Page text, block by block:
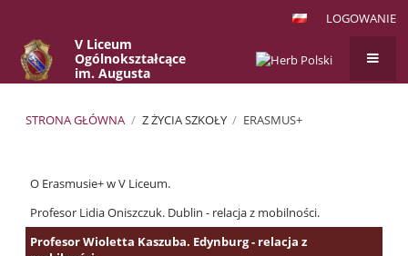
LOGOWANIE
V Liceum
Ogólnokształcące
im. Augusta
Witkowskiego
STRONA GŁÓWNA / Z ŻYCIA SZKOŁY / ERASMUS+
O Erasmusie+ w V Liceum.
Profesor Lidia Oniszczuk. Dublin - relacja z mobilności.
Profesor Wioletta Kaszuba. Edynburg - relacja z